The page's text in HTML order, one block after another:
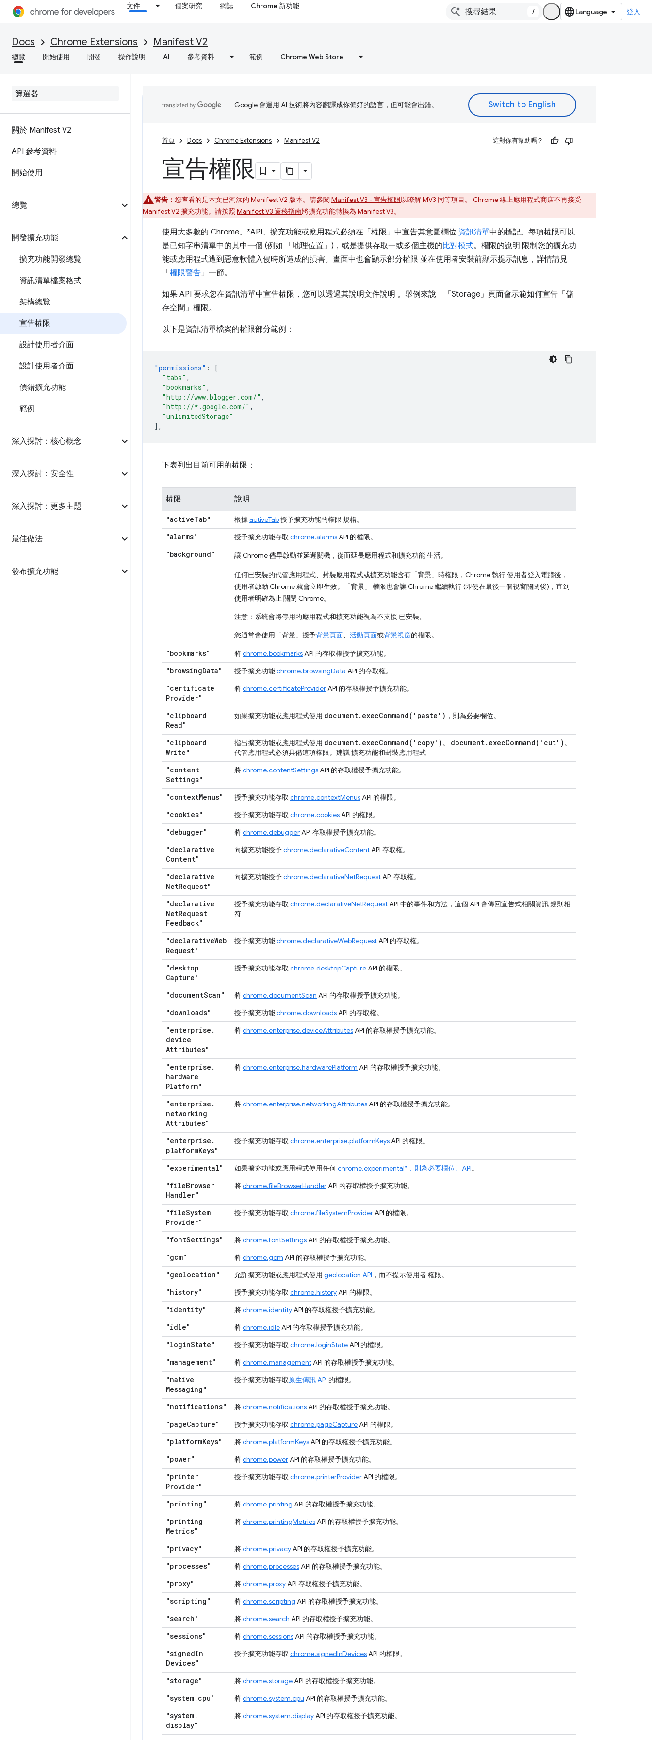
文件 個案研究 網誌 Chrome 新功能
/ 登入
Docs Chrome Extensions Manifest V2
總覽 開始使用 開發 操作說明 AI 參考資料 範例 Chrome Web Store
關於 Manifest V2
API 參考資料
開始使用
總覽
開發擴充功能
擴充功能開發總覽
資訊清單檔案格式
架構總覽
宣告權限
設計使用者介面
設計使用者介面
偵錯擴充功能
範例
深入探討：核心概念
深入探討：安全性
深入探討：更多主題
最佳做法
發布擴充功能
Google 會運用 AI 技術將內容翻譯成你偏好的語言，但可能會出錯。
首頁 Docs Chrome Extensions Manifest V2 這對你有幫助嗎？
宣告權限
警告： 您查看的是本文已淘汰的 Manifest V2 版本。請參閱 Manifest V3 - 宣告權限以瞭解 MV3 同等項目。 Chrome 線上應用程式商店不再接受
Manifest V2 擴充功能。請按照 Manifest V3 遷移指南將擴充功能轉換為 Manifest V3。
使用大多數的 Chrome。*API、擴充功能或應用程式必須在「權限」中宣告其意圖欄位 資訊清單中的標記。每項權限可以
是已知字串清單中的其中一個 (例如 「地理位置」)，或是提供存取一或多個主機的比對模式。權限的說明 限制您的擴充功
能或應用程式遭到惡意軟體入侵時所造成的損害。畫面中也會顯示部分權限 並在使用者安裝前顯示提示訊息，詳情請見
「 權限警告」一節。
如果 API 要求您在資訊清單中宣告權限，您可以透過其說明文件說明 。舉例來說，「Storage」 頁面會示範如何宣告「儲
存空間」權限。
以下是資訊清單檔案的權限部分範例：
"permissions" :
[
"tabs" ,
"bookmarks" ,
"http://www.blogger.com/" ,
"http://*.google.com/" ,
"unlimitedStorage"
],
下表列出目前可用的權限：
權限 說明
"activeTab" 根據activeTab授予擴充功能的權限 規格。
"alarms" 授予擴充功能存取 chrome.alarmsAPI 的權限。
"background" 讓 Chrome 儘早啟動並延遲關機，從而延長應用程式和擴充功能 生活。
任何已安裝的代管應用程式、封裝應用程式或擴充功能含有「背景」時權限，Chrome 執行 使用者登入電腦後，
使用者啟動 Chrome 就會立即生效。「背景」 權限也會讓 Chrome 繼續執行 (即使在最後一個視窗關閉後)，直到
使用者明確為止 關閉 Chrome。
注意： 系統會將停用的應用程式和擴充功能視為不支援 已安裝。
您通常會使用「背景」授予背景頁面、 活動頁面或背景視窗的權限。
"bookmarks" 將chrome.bookmarksAPI 的存取權授予擴充功能。
"browsingData" 授予擴充功能chrome.browsingData API 的存取權。
"certificate
Provider"
將chrome.certificateProviderAPI 的存取權授予擴充功能。
"clipboard
Read"
如果擴充功能或應用程式使用 document. execCommand( 'paste') ，則為必要欄位。
"clipboard
Write"
指出擴充功能或應用程式使用 document. execCommand( 'copy')。 document. execCommand( 'cut')。
代管應用程式必須具備這項權限。建議 擴充功能和封裝應用程式
"content
Settings"
將chrome.contentSettingsAPI 的存取權授予擴充功能。
"contextMenus" 授予擴充功能存取 chrome.contextMenusAPI 的權限。
"cookies" 授予擴充功能存取 chrome.cookiesAPI 的權限。
"debugger" 將chrome.debuggerAPI 存取權授予擴充功能。
"declarative
Content"
向擴充功能授予chrome.declarativeContentAPI 存取權。
"declarative
NetRequest"
向擴充功能授予chrome.declarativeNetRequestAPI 存取權。
"declarative
NetRequest
Feedback"
授予擴充功能存取 chrome.declarativeNetRequestAPI 中的事件和方法，這個 API 會傳回宣告式相關資訊 規則相
符
"declarativeWeb
Request"
授予擴充功能chrome.declarativeWebRequestAPI 的存取權。
"desktop
Capture"
授予擴充功能存取 chrome.desktopCaptureAPI 的權限。
"documentScan" 將chrome.documentScan API 的存取權授予擴充功能。
"downloads" 授予擴充功能chrome.downloadsAPI 的存取權。
"enterprise .
device
Attributes"
將chrome.enterprise.deviceAttributesAPI 的存取權授予擴充功能。
"enterprise .
hardware
Platform"
將chrome.enterprise.hardwarePlatform API 的存取權授予擴充功能。
"enterprise .
networking
Attributes"
將chrome.enterprise.networkingAttributesAPI 的存取權授予擴充功能。
"enterprise .
platformKeys"
授予擴充功能存取 chrome.enterprise.platformKeysAPI 的權限。
"experimental" 如果擴充功能或應用程式使用任何chrome.experimental*，則為必要欄位。API。
"fileBrowser
Handler"
將chrome.fileBrowserHandlerAPI 的存取權授予擴充功能。
"fileSystem
Provider"
授予擴充功能存取 chrome.fileSystemProviderAPI 的權限。
"fontSettings" 將chrome.fontSettingsAPI 的存取權授予擴充功能。
"gcm" 將chrome.gcm API 的存取權授予擴充功能。
"geolocation" 允許擴充功能或應用程式使用 geolocation API ，而不提示使用者 權限。
"history" 授予擴充功能存取 chrome.historyAPI 的權限。
"identity" 將chrome.identityAPI 的存取權授予擴充功能。
"idle" 將chrome.idleAPI 的存取權授予擴充功能。
"loginState" 授予擴充功能存取 chrome.loginStateAPI 的權限。
"management" 將chrome.managementAPI 的存取權授予擴充功能。
"native
Messaging"
授予擴充功能存取原生傳訊 API 的權限。
"notifications" 將chrome.notificationsAPI 的存取權授予擴充功能。
"pageCapture" 授予擴充功能存取 chrome.pageCaptureAPI 的權限。
"platformKeys" 將chrome.platformKeysAPI 的存取權授予擴充功能。
"power" 將chrome.powerAPI 的存取權授予擴充功能。
"printer
Provider"
授予擴充功能存取 chrome.printerProviderAPI 的權限。
"printing" 將chrome.printing API 的存取權授予擴充功能。
"printing
Metrics"
將chrome.printingMetricsAPI 的存取權授予擴充功能。
"privacy" 將chrome.privacyAPI 的存取權授予擴充功能。
"processes" 將chrome.processesAPI 的存取權授予擴充功能。
"proxy" 將chrome.proxyAPI 存取權授予擴充功能。
"scripting" 將chrome.scripting API 的存取權授予擴充功能。
"search" 將chrome.search API 的存取權授予擴充功能。
"sessions" 將chrome.sessionsAPI 的存取權授予擴充功能。
"signedIn
Devices"
授予擴充功能存取 chrome.signedInDevicesAPI 的權限。
"storage" 將chrome.storageAPI 的存取權授予擴充功能。
"system. cpu" 將chrome.system.cpu API 的存取權授予擴充功能。
"system.
display"
將chrome.system.displayAPI 的存取權授予擴充功能。